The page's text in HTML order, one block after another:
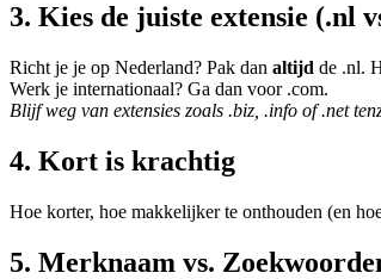
3. Kies de juiste extensie (.nl
Richt je je op Nederland? Pak dan altijd de .nl.
Werk je internationaal? Ga dan voor .com.
Blijf weg van extensies zoals .biz, .info of .net
4. Kort is krachtig
Hoe korter, hoe makkelijker te onthouden (en
5. Merknaam vs.